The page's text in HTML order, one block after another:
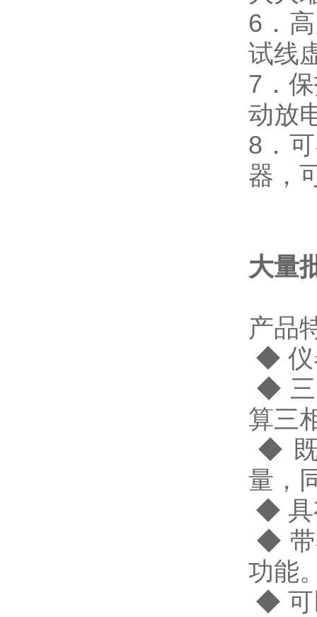
6．
试线
7．
动放
8．
器，
大量
产品
◆ 仪
◆ 三
算三
◆ 既
量，
◆ 具
◆ 带
功能
◆ 可